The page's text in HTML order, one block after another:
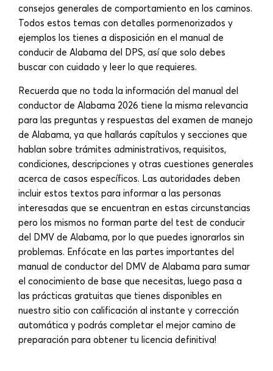
consejos generales de comportamiento en los caminos.
Todos estos temas con detalles pormenorizados y
ejemplos los tienes a disposición en el manual de
conducir de Alabama del DPS, así que solo debes
buscar con cuidado y leer lo que requieres.
Recuerda que no toda la información del manual del
conductor de Alabama 2026 tiene la misma relevancia
para las preguntas y respuestas del examen de manejo
de Alabama, ya que hallarás capítulos y secciones que
hablan sobre trámites administrativos, requisitos,
condiciones, descripciones y otras cuestiones generales
acerca de casos específicos. Las autoridades deben
incluir estos textos para informar a las personas
interesadas que se encuentran en estas circunstancias
pero los mismos no forman parte del test de conducir
del DMV de Alabama, por lo que puedes ignorarlos sin
problemas. Enfócate en las partes importantes del
manual de conductor del DMV de Alabama para sumar
el conocimiento de base que necesitas, luego pasa a
las prácticas gratuitas que tienes disponibles en
nuestro sitio con calificación al instante y corrección
automática y podrás completar el mejor camino de
preparación para obtener tu licencia definitiva!